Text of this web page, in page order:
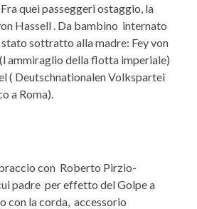
quei passeggeri ostaggio, la
Hassell . Da bambino internato
sottratto alla madre: Fey von
ammiraglio della flotta imperiale)
( Deutschnationalen Volkspartei
a Roma).
con Roberto Pirzio-
padre per effetto del Golpe a
con la corda, accessorio